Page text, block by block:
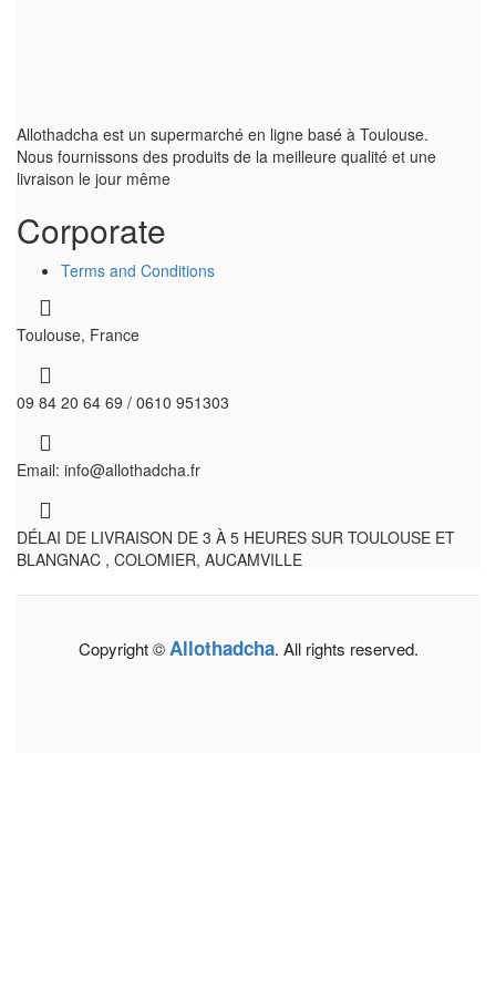
Allothadcha est un supermarché en ligne basé à Toulouse.
Nous fournissons des produits de la meilleure qualité et une
livraison le jour même
Corporate
Terms and Conditions
Toulouse, France
09 84 20 64 69 / 0610 951303
Email: info@allothadcha.fr
DÉLAI DE LIVRAISON DE 3 À 5 HEURES SUR TOULOUSE ET
BLANGNAC , COLOMIER, AUCAMVILLE
Copyright ©Allothadcha. All rights reserved.